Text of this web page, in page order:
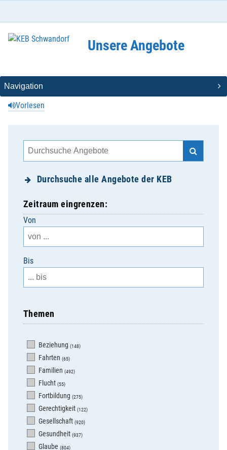
Vorlesen
Unsere Angebote
Durchsuche alle Angebote der KEB
Zeitraum eingrenzen:
Von
Bis
Themen
Beziehung (148)
Fahrten (65)
Familien (492)
Flucht (55)
Fortbildung (275)
Gerechtigkeit (122)
Gesellschaft (920)
Gesundheit (937)
Glaube (804)